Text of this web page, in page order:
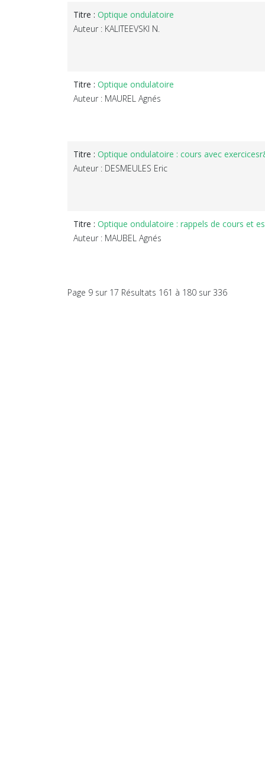
Titre : Optique ondulatoire
Auteur : KALITEEVSKI N.
Titre : Optique ondulatoire
Auteur : MAUREL Agnés
Titre : Optique ondulatoire : cours avec
Auteur : DESMEULES Eric
Titre : Optique ondulatoire : rappels de cours et
Auteur : MAUBEL Agnés
Page 9 sur 17 Résultats 161 à 180 sur 336